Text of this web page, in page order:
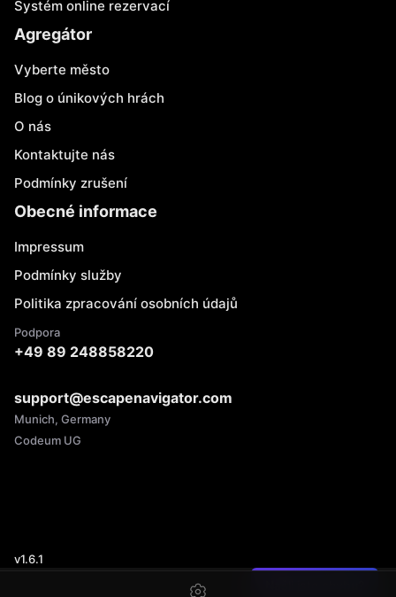
Systém online rezervací
Agregátor
Vyberte město
Blog o únikových hrách
O nás
Kontaktujte nás
Podmínky zrušení
Obecné informace
Impressum
Podmínky služby
Politika zpracování osobních údajů
Podpora
+49 89 248858220
support@escapenavigator.com
Munich, Germany
Codeum UG
v1.6.1